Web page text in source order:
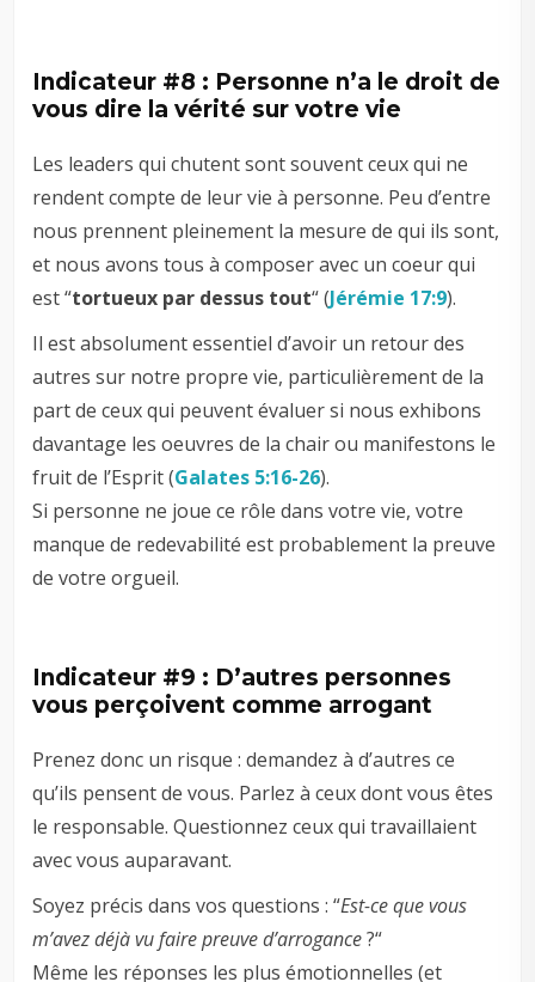
Indicateur #8 : Personne n’a le droit de
vous dire la vérité sur votre vie
Les leaders qui chutent sont souvent ceux qui ne
rendent compte de leur vie à personne. Peu d’entre
nous prennent pleinement la mesure de qui ils sont,
et nous avons tous à composer avec un coeur qui
est “tortueux par dessus tout“ (Jérémie 17:9).
Il est absolument essentiel d’avoir un retour des
autres sur notre propre vie, particulièrement de la
part de ceux qui peuvent évaluer si nous exhibons
davantage les oeuvres de la chair ou manifestons le
fruit de l’Esprit (Galates 5:16-26).
Si personne ne joue ce rôle dans votre vie, votre
manque de redevabilité est probablement la preuve
de votre orgueil.
Indicateur #9 : D’autres personnes
vous perçoivent comme arrogant
Prenez donc un risque : demandez à d’autres ce
qu’ils pensent de vous. Parlez à ceux dont vous êtes
le responsable. Questionnez ceux qui travaillaient
avec vous auparavant.
Soyez précis dans vos questions : “Est-ce que vous
m’avez déjà vu faire preuve d’arrogance?“
Même les réponses les plus émotionnelles (et